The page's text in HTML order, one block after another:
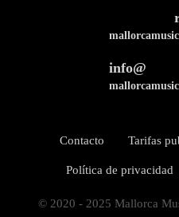
info@
Contacto Tarifas
Política de privacidad
© 2020 - 2025 Mallorca